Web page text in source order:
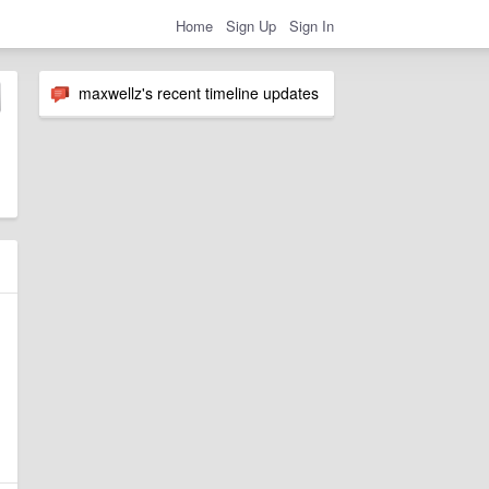
Home Sign Up Sign In
maxwellz's recent timeline updates